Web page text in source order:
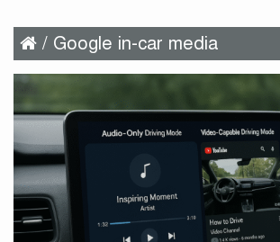
/ Google in-car media